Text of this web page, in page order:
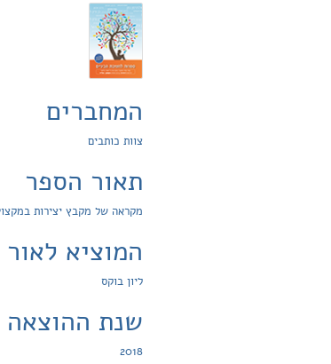
המחברים
צוות כותבים
תאור הספר
מקראה של מקבץ יצירות
המוציא לאור
ליון בוקס
שנת ההוצאה
2018